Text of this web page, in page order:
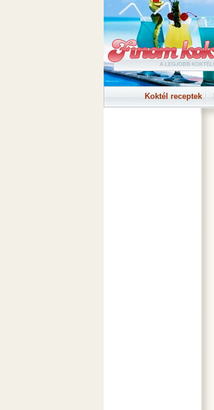
Koktél receptek